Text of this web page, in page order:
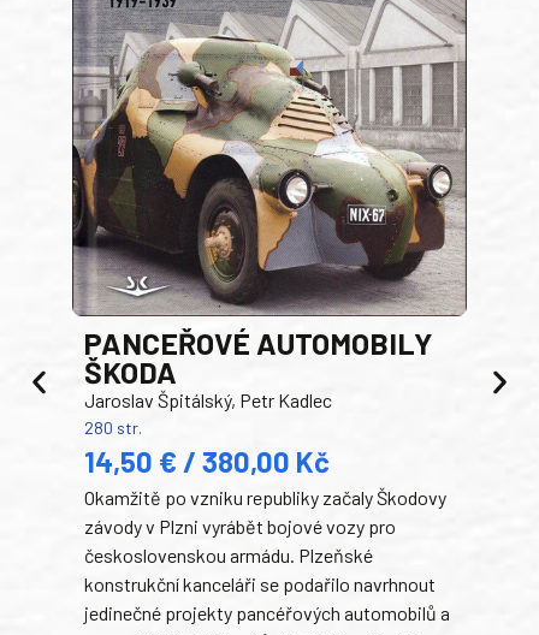
PANCEŘOVÉ AUTOMOBILY
ŠKODA
Jaroslav Špitálský, Petr Kadlec
280 str.
14,50 € / 380,00 Kč
Okamžitě po vzniku republiky začaly Škodovy
závody v Plzni vyrábět bojové vozy pro
československou armádu. Plzeňské
konstrukční kanceláři se podařilo navrhnout
jedinečné projekty pancéřových automobilů a